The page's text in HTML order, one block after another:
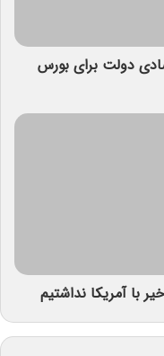
اقتصادی دولت برای بورس
با آمریکا نداشتیم